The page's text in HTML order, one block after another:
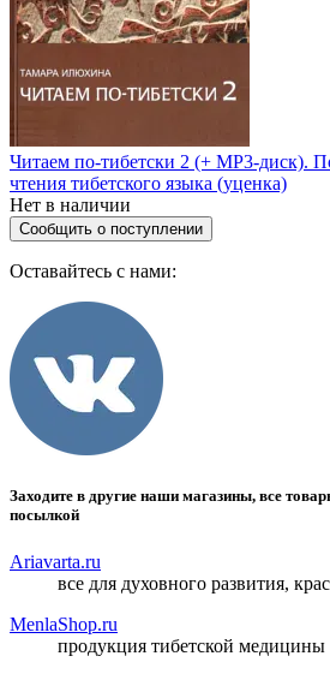
Читаем по-тибетски 2 (+ MP3-диск).
чтения тибетского языка (уценка)
Нет в наличии
Сообщить о поступлении
Оставайтесь с нами:
Заходите в другие наши магазины, все
посылкой
Ariavarta.ru
все для духовного развития,
MenlaShop.ru
продукция тибетской медицины